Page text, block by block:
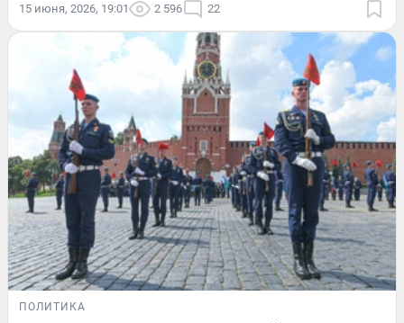
15 июня, 2026, 19:01 2 596 22
ПОЛИТИКА